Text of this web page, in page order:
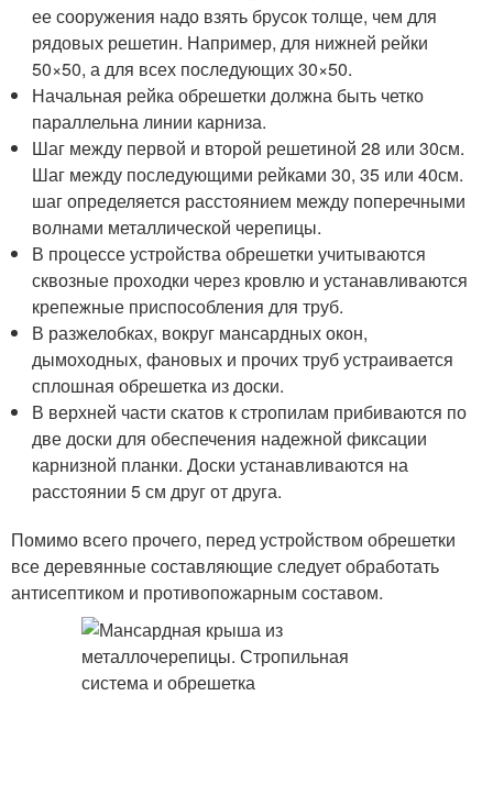
ее сооружения надо взять брусок толще, чем для
рядовых решетин. Например, для нижней рейки
50×50, а для всех последующих 30×50.
Начальная рейка обрешетки должна быть четко
параллельна линии карниза.
Шаг между первой и второй решетиной 28 или 30см.
Шаг между последующими рейками 30, 35 или 40см.
шаг определяется расстоянием между поперечными
волнами металлической черепицы.
В процессе устройства обрешетки учитываются
сквозные проходки через кровлю и устанавливаются
крепежные приспособления для труб.
В разжелобках, вокруг мансардных окон,
дымоходных, фановых и прочих труб устраивается
сплошная обрешетка из доски.
В верхней части скатов к стропилам прибиваются по
две доски для обеспечения надежной фиксации
карнизной планки. Доски устанавливаются на
расстоянии 5 см друг от друга.
Помимо всего прочего, перед устройством обрешетки
все деревянные составляющие следует обработать
антисептиком и противопожарным составом.